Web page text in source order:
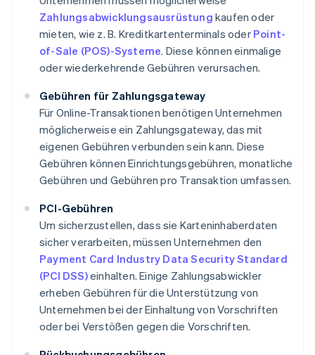
Zahlungsabwicklungsausrüstung kaufen oder
mieten, wie z. B. Kreditkartenterminals oder Point-
of-Sale (POS)-Systeme. Diese können einmalige
oder wiederkehrende Gebühren verursachen.
Gebühren für Zahlungsgateway
Für Online-Transaktionen benötigen Unternehmen
möglicherweise ein Zahlungsgateway, das mit
eigenen Gebühren verbunden sein kann. Diese
Gebühren können Einrichtungsgebühren, monatliche
Gebühren und Gebühren pro Transaktion umfassen.
PCI-Gebühren
Um sicherzustellen, dass sie Karteninhaberdaten
sicher verarbeiten, müssen Unternehmen den
Payment Card Industry Data Security Standard
(PCI DSS)einhalten. Einige Zahlungsabwickler
erheben Gebühren für die Unterstützung von
Unternehmen bei der Einhaltung von Vorschriften
oder bei Verstößen gegen die Vorschriften.